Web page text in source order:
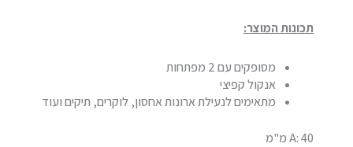
תכונות המוצר:
מסופקים עם 2 מפתחות
אנקול קפיצי
מתאימים לנעילת ארונות אחסון, לוקרים, תיקים ועוד
A: 40 מ"מ